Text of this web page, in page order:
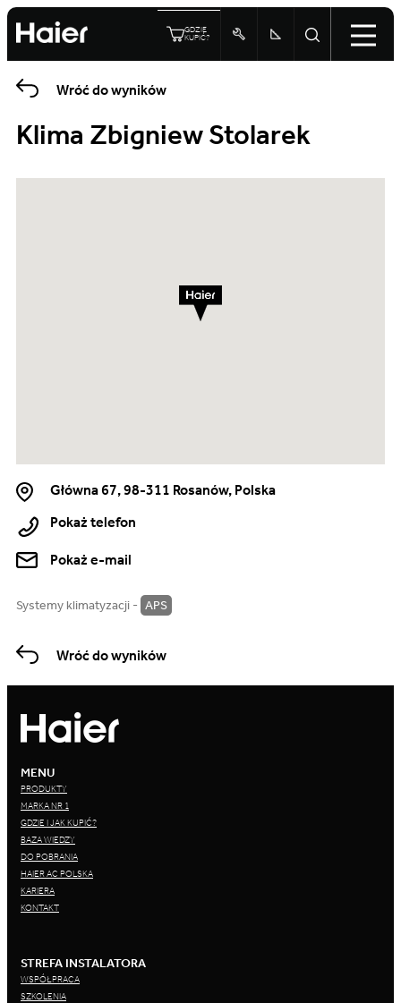
GDZIE
KUPIĆ?
Wróć do wyników
Klima Zbigniew Stolarek
Główna 67, 98-311 Rosanów, Polska
Pokaż telefon
Pokaż e-mail
Systemy klimatyzacji - APS
Wróć do wyników
MENU
PRODUKTY
MARKA NR 1
GDZIE I JAK KUPIĆ?
BAZA WIEDZY
DO POBRANIA
HAIER AC POLSKA
KARIERA
KONTAKT
STREFA INSTALATORA
WSPÓŁPRACA
SZKOLENIA